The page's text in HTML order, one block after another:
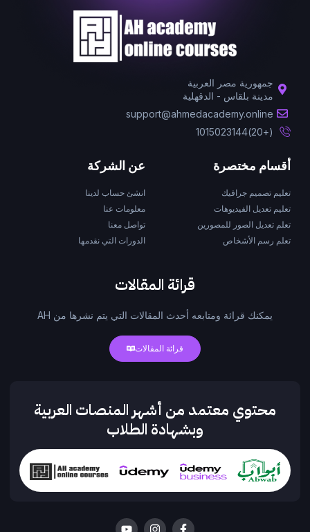
جمهورية مصر العربية
مدينة بلقاس - الدقهلية
support@ahmedacademy.online
(+20)1015023144
أقسام مختصرة
تعليم تصميم جرافيك
تعليم تعديل الفيديوهات
تعلم تعديل الصور للمصورين
تعلم رسم الأشخاص
عن الشركة
انشئ حساب لدينا
معلومات عنا
تواصل معنا
الدورات التي نقدمها
قرائة المقالات
يمكنك قرائة ومتابعه أحدث المقالات التي يتم نشرها من AH
قرائة المقالات
محتوي معتمد من أشهر المنصات العربية
وبشهادة الطلاب